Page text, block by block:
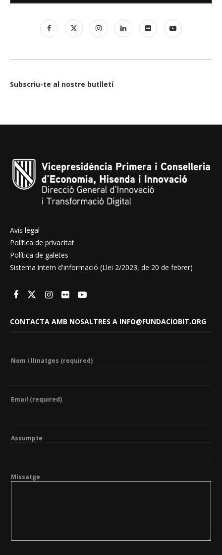
Subscriu-te al nostre butlletí
Avís legal
Política de privacitat
Política de galetes
Sistema intern d'informació (Llei 2/2023, de 20 de febrer)
CONTACTA AMB NOSALTRES A INFO@FUNDACIOBIT.ORG
Nom i llinatges (required)
Email (required)
Assumpte
Missatge